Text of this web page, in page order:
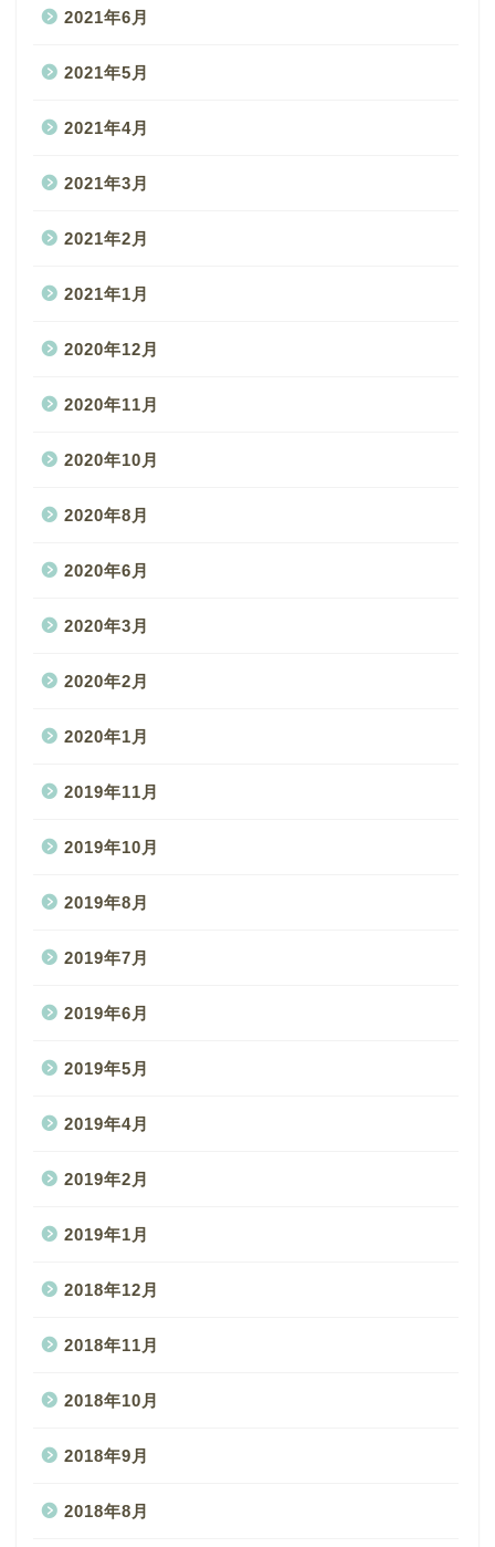
2021年6月
2021年5月
2021年4月
2021年3月
2021年2月
2021年1月
2020年12月
2020年11月
2020年10月
2020年8月
2020年6月
2020年3月
2020年2月
2020年1月
2019年11月
2019年10月
2019年8月
2019年7月
2019年6月
2019年5月
2019年4月
2019年2月
2019年1月
2018年12月
2018年11月
2018年10月
2018年9月
2018年8月